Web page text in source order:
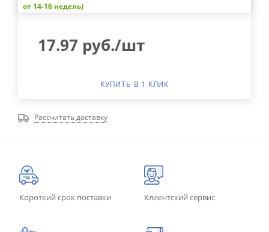
от 14-16 недель)
17.97 руб./шт
КУПИТЬ В 1 КЛИК
Рассчитать доставку
Короткий срок поставки Клиентский сервис